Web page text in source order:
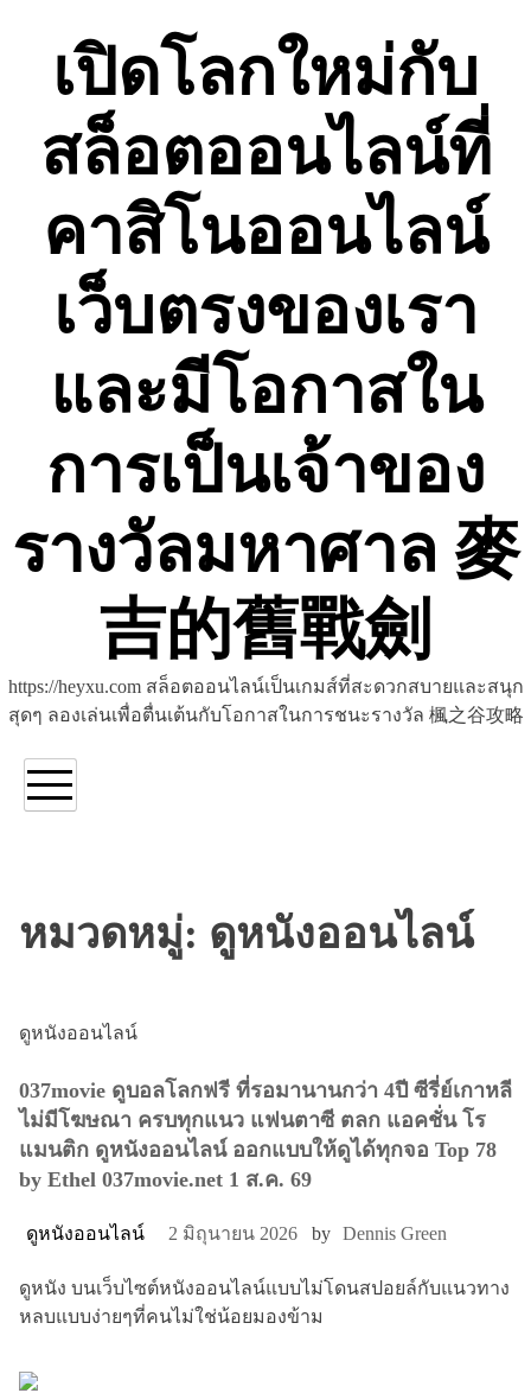
เปิดโลกใหม่กับ
สล็อตออนไลน์ที่
คาสิโนออนไลน์
เว็บตรงของเรา
และมีโอกาสใน
การเป็นเจ้าของ
รางวัลมหาศาล 麥
吉的舊戰劍
https://heyxu.com สล็อตออนไลน์เป็นเกมส์ที่สะดวกสบายและสนุก
สุดๆ ลองเล่นเพื่อตื่นเต้นกับโอกาสในการชนะรางวัล 楓之谷攻略
หมวดหมู่: ดูหนังออนไลน์
ดูหนังออนไลน์
037movie ดูบอลโลกฟรี ที่รอมานานกว่า 4ปี ซีรี่ย์เกาหลี
ไม่มีโฆษณา ครบทุกแนว แฟนตาซี ตลก แอคชั่น โร
แมนติก ดูหนังออนไลน์ ออกแบบให้ดูได้ทุกจอ Top 78
by Ethel 037movie.net 1 ส.ค. 69
ดูหนังออนไลน์ 2 มิถุนายน 2026 by Dennis Green
ดูหนัง บนเว็บไซต์หนังออนไลน์แบบไม่โดนสปอยล์กับแนวทาง
หลบแบบง่ายๆที่คนไม่ใช่น้อยมองข้าม